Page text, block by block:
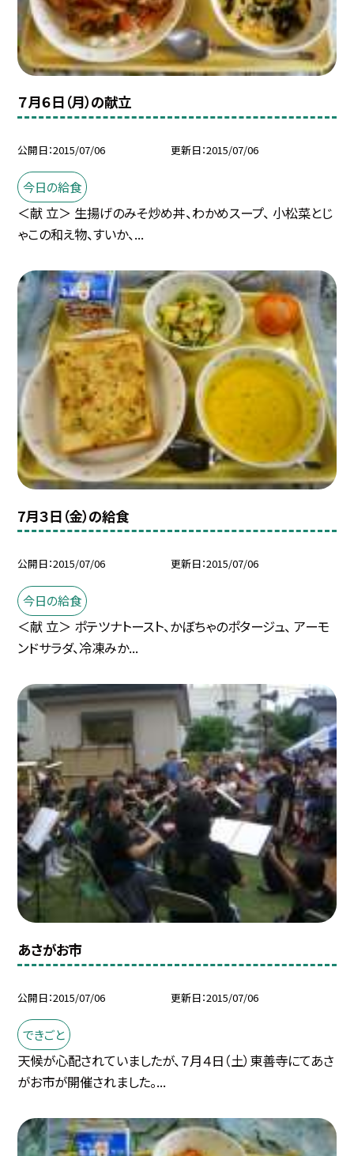
７月６日（月）の献立
公開日 2015/07/06 更新日 2015/07/06
今日の給食
＜献 立＞ 生揚げのみそ炒め丼、わかめスープ、 小松菜とじ
ゃこの和え物、すいか、...
7月３日（金）の給食
公開日 2015/07/06 更新日 2015/07/06
今日の給食
＜献 立＞ ポテツナトースト、かぼちゃのポタージュ、 アーモ
ンドサラダ、冷凍みか...
あさがお市
公開日 2015/07/06 更新日 2015/07/06
できごと
天候が心配されていましたが、７月４日（土）東善寺にてあさ
がお市が開催されました。...